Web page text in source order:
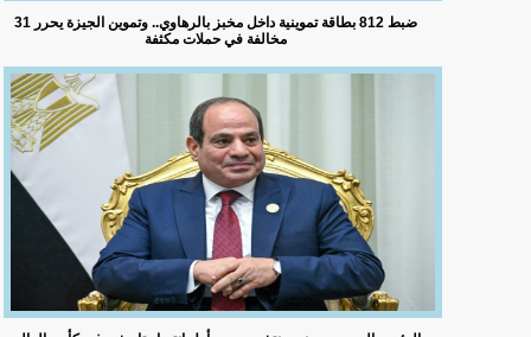
ضبط 812 بطاقة تموينية داخل مخبز بالرهاوي.. وتموين الجيزة يحرر 31
مخالفة في حملات مكثفة